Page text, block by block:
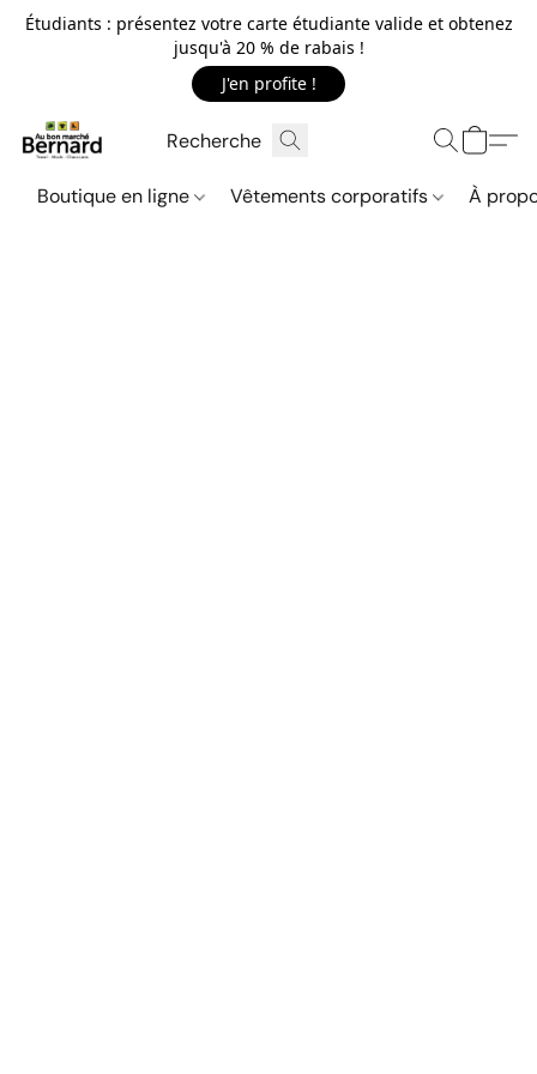
Étudiants : présentez votre carte étudiante valide et obtenez
jusqu'à 20 % de rabais !
J'en profite !
Boutique en ligne Vêtements corporatifs À